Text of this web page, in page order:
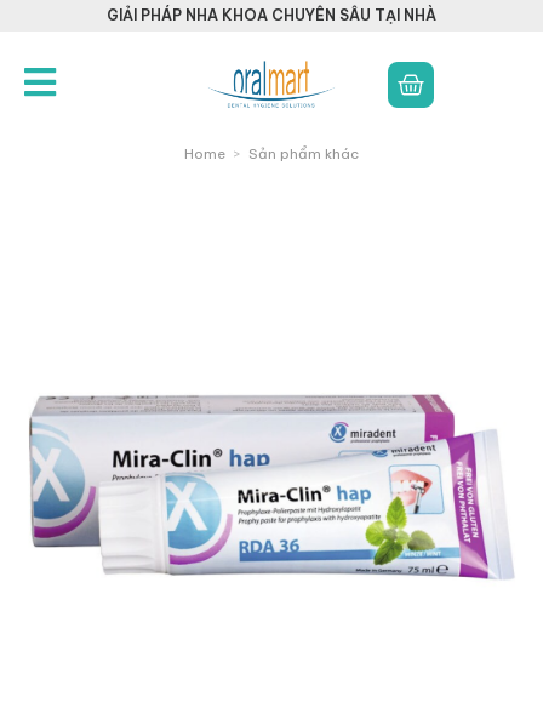
GIẢI PHÁP NHA KHOA CHUYÊN SÂU TẠI NHÀ
Home > Sản phẩm khác